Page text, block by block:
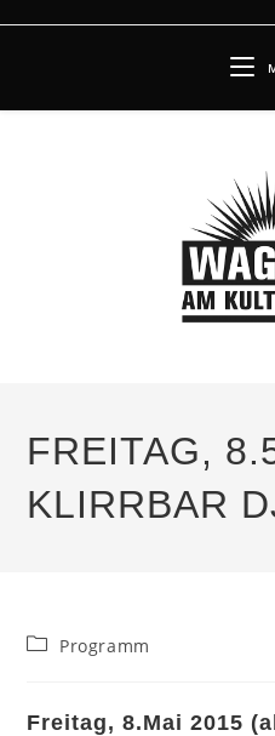
FREITAG,
KLIRRBAR
Beitrags-
Programm
Freitag, 8.Mai 2015